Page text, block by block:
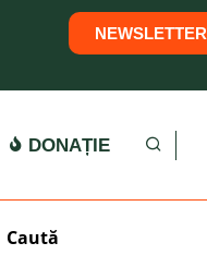
NEWSLETTER
DONAȚIE
Caută